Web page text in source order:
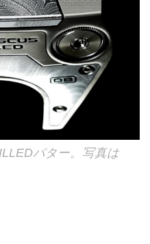
パター。写真は